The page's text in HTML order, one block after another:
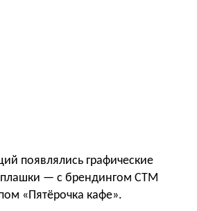
появлялись графические
— с брендингом СТМ
«Пятёрочка кафе».